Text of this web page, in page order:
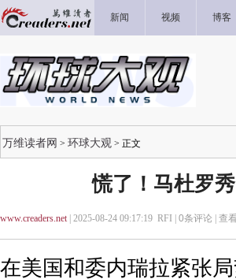
新闻 视频 博客
万维读者网 > 环球大观 > 正文
慌了！马杜罗
www.creaders.net| 2025-08-24 09:17:19 RFI | 0条评论 | 查
在美国和委内瑞拉紧张